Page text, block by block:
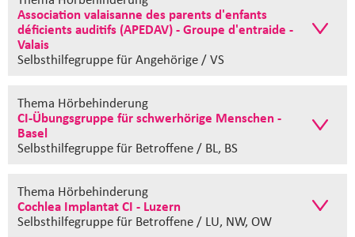
Association valaisanne des parents d'enfants
déficients auditifs (APEDAV) - Groupe d'entraide -
Valais
Selbsthilfegruppefür Angehörige / VS
Thema Hörbehinderung
CI-Übungsgruppe für schwerhörige Menschen -
Basel
Selbsthilfegruppefür Betroffene / BL, BS
Thema Hörbehinderung
Cochlea Implantat CI - Luzern
Selbsthilfegruppefür Betroffene / LU, NW, OW